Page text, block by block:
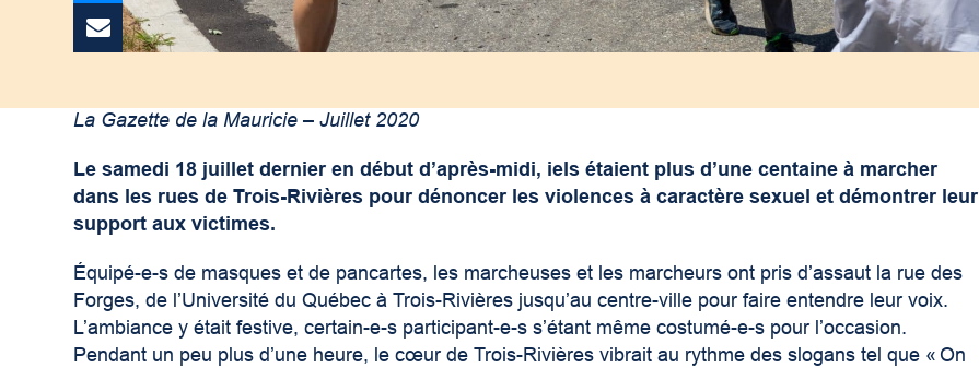
La Gazette de la Mauricie – Juillet 2020
Le samedi 18 juillet dernier en début d’après-midi, iels étaient plus d’une centaine à marcher
dans les rues de Trois-Rivières pour dénoncer les violences à caractère sexuel et démontrer leur
support aux victimes.
Équipé-e-s de masques et de pancartes, les marcheuses et les marcheurs ont pris d’assaut la rue des
Forges, de l’Université du Québec à Trois-Rivières jusqu’au centre-ville pour faire entendre leur voix.
L’ambiance y était festive, certain-e-s participant-e-s s’étant même costumé-e-s pour l’occasion.
Pendant un peu plus d’une heure, le cœur de Trois-Rivières vibrait au rythme des slogans tel que « On